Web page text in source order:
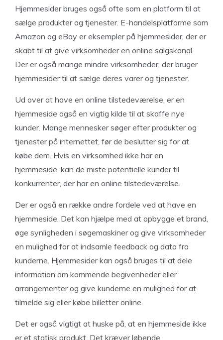
Hjemmesider bruges også ofte som en platform til at
sælge produkter og tjenester. E-handelsplatforme som
Amazon og eBay er eksempler på hjemmesider, der er
skabt til at give virksomheder en online salgskanal.
Der er også mange mindre virksomheder, der bruger
hjemmesider til at sælge deres varer og tjenester.
Ud over at have en online tilstedeværelse, er en
hjemmeside også en vigtig kilde til at skaffe nye
kunder. Mange mennesker søger efter produkter og
tjenester på internettet, før de beslutter sig for at
købe dem. Hvis en virksomhed ikke har en
hjemmeside, kan de miste potentielle kunder til
konkurrenter, der har en online tilstedeværelse.
Der er også en række andre fordele ved at have en
hjemmeside. Det kan hjælpe med at opbygge et brand,
øge synligheden i søgemaskiner og give virksomheder
en mulighed for at indsamle feedback og data fra
kunderne. Hjemmesider kan også bruges til at dele
information om kommende begivenheder eller
arrangementer og give kunderne en mulighed for at
tilmelde sig eller købe billetter online.
Det er også vigtigt at huske på, at en hjemmeside ikke
er et statisk produkt. Det kræver løbende